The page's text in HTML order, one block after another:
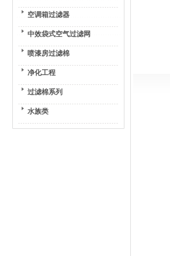
空调箱过滤器
中效袋式空气过滤网
喷漆房过滤棉
净化工程
过滤棉系列
水族类